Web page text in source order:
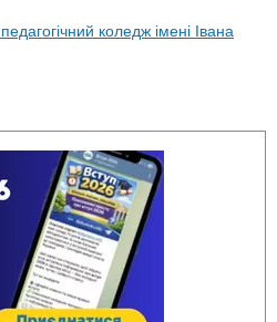
коледж імені Івана